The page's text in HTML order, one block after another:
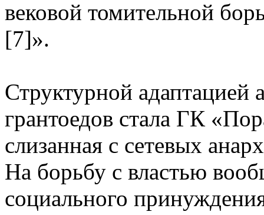
вековой томительной
[7]».
Структурной
грантоедов стала ГК
слизанная с сетевых
На борьбу с властью
социального